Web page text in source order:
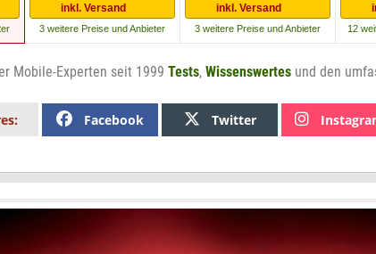
inkl. Versand
3 weitere Preise und Anbieter
inkl. Versand
3 weitere Preise und Anbieter 12
Mobile-Experten seit 1999 Tests, Wissenswertes und den
Facebook Twitter